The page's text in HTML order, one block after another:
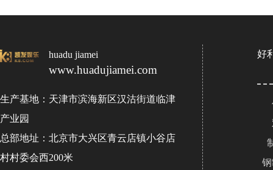
huadu jiamei
www.huadujiamei.com
生产基地：天津市滨海新区汉沽街道临津
产业园
总部地址：北京市大兴区青云店镇小谷店
村村委会西200米
好